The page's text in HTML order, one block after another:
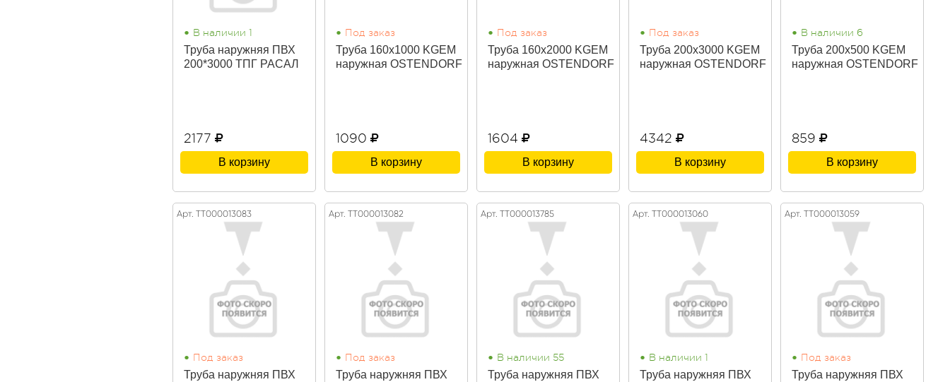
• В наличии 1
Труба наружняя ПВХ
200*3000 ТПГ РАСАЛ
2177
В корзину
• Под заказ
Труба 160х1000 KGEM
наружная OSTENDORF
1090
В корзину
• Под заказ
Труба 160х2000 KGEM
наружная OSTENDORF
1604
В корзину
• Под заказ
Труба 200х3000 KGEM
наружная OSTENDORF
4342
В корзину
• В наличии 6
Труба 200х500 KGEM
наружная OSTENDORF
859
В корзину
Арт. ТТ000013083
• Под заказ
Труба наружняя ПВХ
Арт. ТТ000013082
• Под заказ
Труба наружняя ПВХ
Арт. ТТ000013785
• В наличии 55
Труба наружняя ПВХ
Арт. ТТ000013060
• В наличии 1
Труба наружняя ПВХ
Арт. ТТ000013059
• Под заказ
Труба наружняя ПВХ